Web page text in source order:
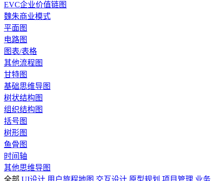
EVC企业价值链图
魏朱商业模式
平面图
电路图
图表/表格
其他流程图
甘特图
基础思维导图
树状结构图
组织结构图
括号图
树形图
鱼骨图
时间轴
其他思维导图
全部 UI设计 用户旅程地图 交互设计 原型规划 项目管理 业务